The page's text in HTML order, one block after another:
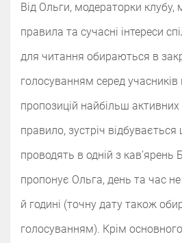
Від Ольги, модераторки клубу,
правила та сучасні інтереси
для читання обираються в
голосуванням серед учасників
пропозицій найбільш активних
правило, зустріч відбувається
проводять в одній з кавʼярень
пропонує Ольга, день та час не
й годині (точну дату також
голосуванням). Крім